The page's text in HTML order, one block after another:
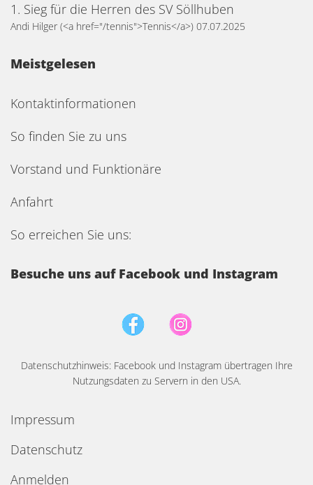
1. Sieg für die Herren des SV Söllhuben
Andi Hilger (<a href="/tennis">Tennis</a>) 07.07.2025
Meistgelesen
Kontaktinformationen
So finden Sie zu uns
Vorstand und Funktionäre
Anfahrt
So erreichen Sie uns:
Besuche uns auf Facebook und Instagram
Datenschutzhinweis: Facebook und Instagram übertragen Ihre
Nutzungsdaten zu Servern in den USA.
Impressum
Datenschutz
Anmelden